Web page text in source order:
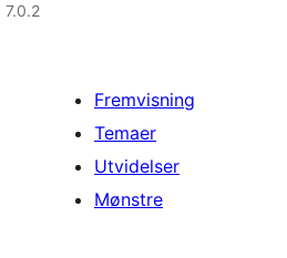
7.0.2
Fremvisning
Temaer
Utvidelser
Mønstre